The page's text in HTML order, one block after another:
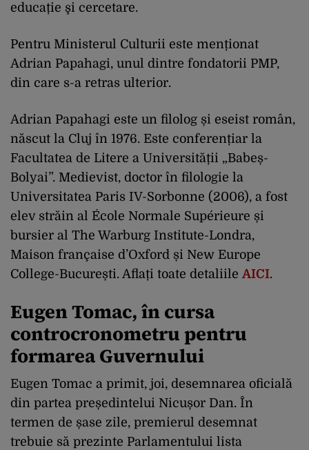
educație şi cercetare.
Pentru Ministerul Culturii este menționat
Adrian Papahagi, unul dintre fondatorii PMP,
din care s-a retras ulterior.
Adrian Papahagi este un filolog și eseist român,
născut la Cluj în 1976. Este conferențiar la
Facultatea de Litere a Universității „Babeș-
Bolyai”. Medievist, doctor în filologie la
Universitatea Paris IV-Sorbonne (2006), a fost
elev străin al École Normale Supérieure și
bursier al The Warburg Institute-Londra,
Maison française d’Oxford și New Europe
College-București. Aflați toate detaliileAICI.
Eugen Tomac, în cursa
controcronometru pentru
formarea Guvernului
Eugen Tomac a primit, joi, desemnarea oficială
din partea președintelui Nicușor Dan. În
termen de șase zile, premierul desemnat
trebuie să prezinte Parlamentului lista